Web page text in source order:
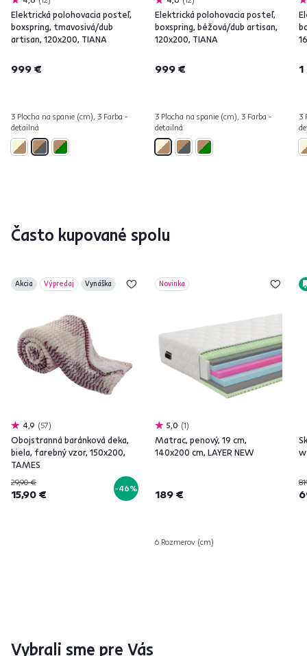
Elektrická polohovacia posteľ,
boxspring, tmavosivá/dub
artisan, 120x200, TIANA
999 €
3 Plocha na spanie (cm), 3 Farba -
detailná
Elektrická polohovacia posteľ,
boxspring, béžová/dub artisan,
120x200, TIANA
999 €
3 Plocha na spanie (cm), 3 Farba -
detailná
3
Často kupované spolu
Akcia Výpredaj Vynáška
4,9 57
Obojstranná baránková deka,
biela, farebný vzor, 150x200,
TAMES
29,90 €
15,90 € -46%
Novinka
5,0 1
Matrac, penový, 19 cm,
140x200 cm, LAYER NEW
189 €
6 Rozmerov (cm)
Vybrali sme pre Vás